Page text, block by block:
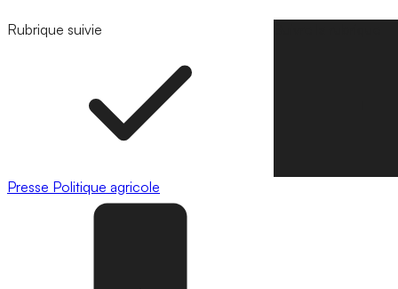
Rubrique suivie
Presse Politique agricole